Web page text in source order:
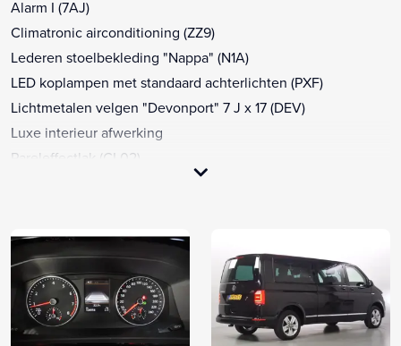
Alarm I (7AJ)
Climatronic airconditioning (ZZ9)
Lederen stoelbekleding "Nappa" (N1A)
LED koplampen met standaard achterlichten (PXF)
Lichtmetalen velgen "Devonport" 7 J x 17 (DEV)
Luxe interieur afwerking
Pareleffectlak (CL02)
Parkeerhulp vóór en achter (7X2)
Achterklep met ruit
Anti Blokkeer Systeem
Anti doorSlip Regeling
Armsteun voor
Bandenspanningscontrolesysteem